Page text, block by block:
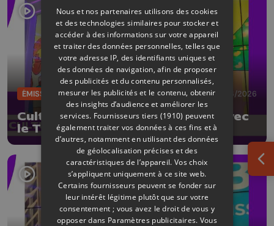
ÉMISSIONS 19/06/2026
CultureL au Festival d'Avignon avec
le Théâtre des Doms
Nous et nos partenaires utilisons des cookies
et des technologies similaires pour stocker et
accéder à des informations sur votre appareil
et traiter des données personnelles, telles que
votre adresse IP, des identifiants uniques et
des données de navigation, afin de proposer
des publicités et du contenu personnalisés,
mesurer les publicités et le contenu, obtenir
des insights d’audience et améliorer les
services. Fournisseurs tiers (1910) peuvent
également traiter vos données à ces fins et à
d’autres, notamment en utilisant des données
de géolocalisation précises et des
caractéristiques de l’appareil. Vos choix
s’appliquent uniquement à ce site web.
Certains fournisseurs peuvent se fonder sur
leur intérêt légitime plutôt que sur votre
consentement ; vous avez le droit de vous y
opposer dans Paramètres publicitaires. Vous